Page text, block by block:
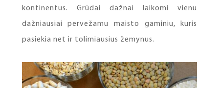
kontinentus. Grūdai dažnai laikomi vienu
dažniausiai pervežamu maisto gaminiu, kuris
pasiekia net ir tolimiausius žemynus.